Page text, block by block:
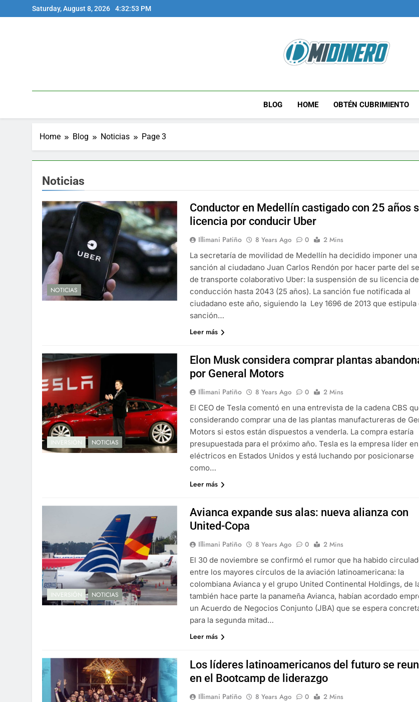
to
Saturday, August 8, 2026 4:32:54 PM
Midinero.co
BLOG HOME OBTÉN CUBRIMIENTO
Home Blog Noticias Page 3
Noticias
NOTICIAS
Conductor en Medellín castigado con 25 años
licencia por conducir Uber
Illimani Patiño 8 Years Ago 0
2 Mins
La secretaría de movilidad de Medellín ha decidido imponer una
sanción al ciudadano Juan Carlos Rendón por hacer parte del
de transporte colaborativo Uber: la suspensión de su licencia de
conducción hasta 2043 (25 años). La sanción fue notificada al
ciudadano este año, siguiendo la Ley 1696 de 2013 que estipula
sanción…
Leer más
INVERSIÓN NOTICIAS
Elon Musk considera comprar plantas
por General Motors
Illimani Patiño 8 Years Ago 0
2 Mins
El CEO de Tesla comentó en una entrevista de la cadena CBS
considerando comprar una de las plantas manufactureras de
Motors si estos están dispuestos a venderla. La compra estaría
presupuestada para el próximo año. Tesla es la empresa líder
eléctricos en Estados Unidos y está luchando por posicionarse
como…
Leer más
INVERSIÓN NOTICIAS
Avianca expande sus alas: nueva alianza con
United-Copa
Illimani Patiño 8 Years Ago 0
2 Mins
El 30 de noviembre se confirmó el rumor que ha habido
entre los mayores círculos de la aviación latinoamericana: la
colombiana Avianca y el grupo United Continental Holdings, de
también hace parte la panameña Avianca, habían acordado
un Acuerdo de Negocios Conjunto (JBA) que se espera
para la segunda mitad…
Leer más
Los líderes latinoamericanos del futuro se
en el Bootcamp de liderazgo
Illimani Patiño 8 Years Ago 0
2 Mins